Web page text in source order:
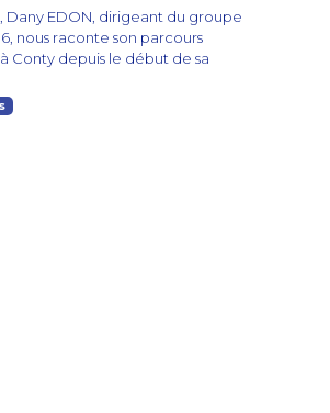
Dany EDON, dirigeant du groupe
nous raconte son parcours
Conty depuis le début de sa